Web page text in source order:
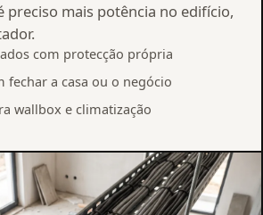
preciso mais potência no edifício,
com protecção própria
fechar a casa ou o negócio
wallbox e climatização